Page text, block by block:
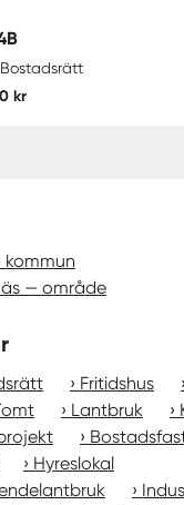
Bostadsrätt
kr
— område
Fritidshus
Lantbruk
Hyreslokal